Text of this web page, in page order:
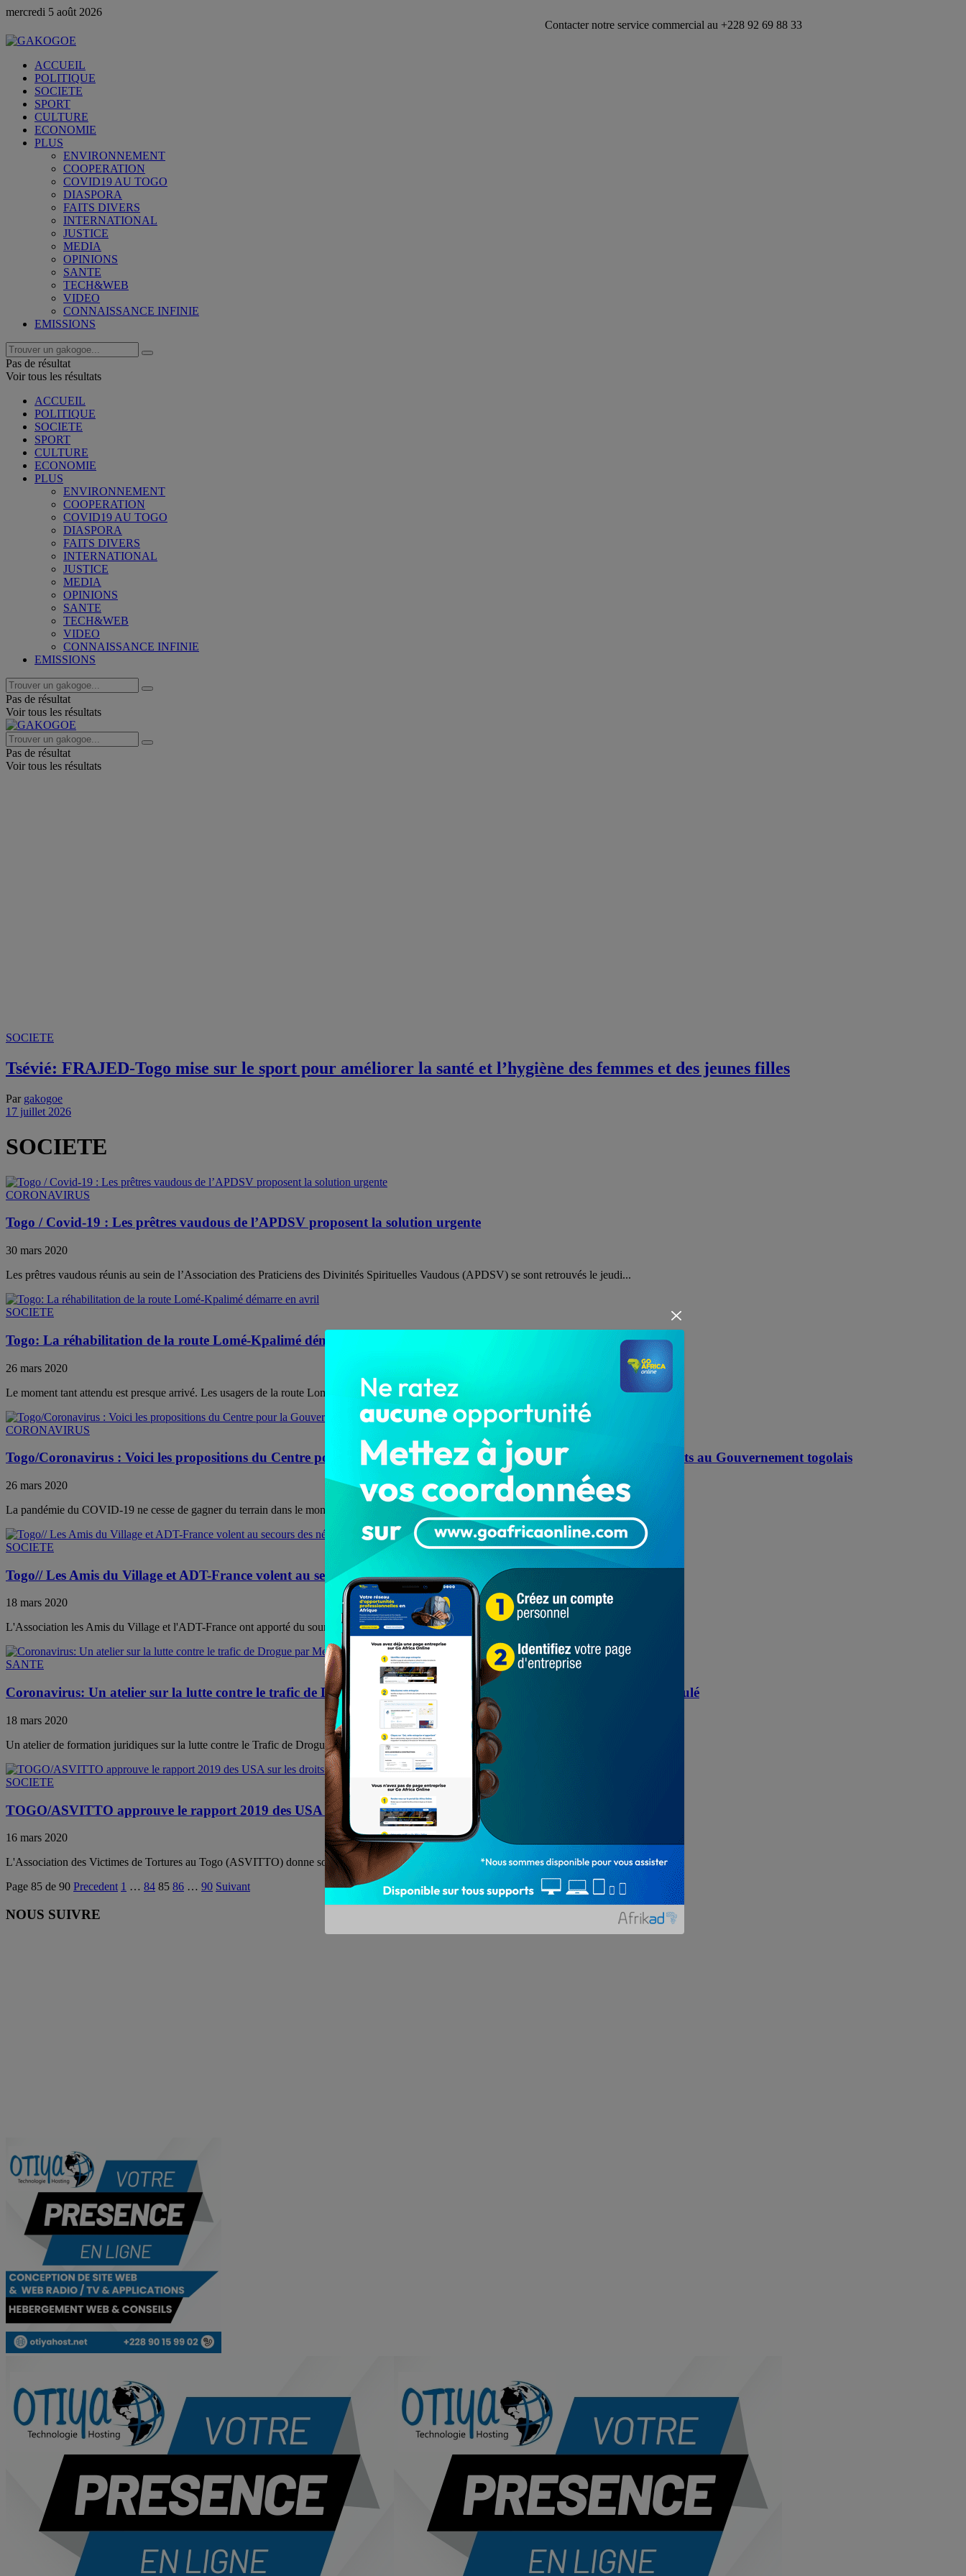
mercredi 5 août 2026
Contacter notre service commercial au +228 92 69 88 33
ACCUEIL
POLITIQUE
SOCIETE
SPORT
CULTURE
ECONOMIE
PLUS
ENVIRONNEMENT
COOPERATION
COVID19 AU TOGO
DIASPORA
FAITS DIVERS
INTERNATIONAL
JUSTICE
MEDIA
OPINIONS
SANTE
TECH&WEB
VIDEO
CONNAISSANCE INFINIE
EMISSIONS
Pas de résultat
Voir tous les résultats
ACCUEIL
POLITIQUE
SOCIETE
SPORT
CULTURE
ECONOMIE
PLUS
ENVIRONNEMENT
COOPERATION
COVID19 AU TOGO
DIASPORA
FAITS DIVERS
INTERNATIONAL
JUSTICE
MEDIA
OPINIONS
SANTE
TECH&WEB
VIDEO
CONNAISSANCE INFINIE
EMISSIONS
Pas de résultat
Voir tous les résultats
Pas de résultat
Voir tous les résultats
SOCIETE
Tsévié: FRAJED-Togo mise sur le sport pour améliorer la santé et l’hygiène des femmes et des jeunes filles
Par gakogoe
17 juillet 2026
SOCIETE
CORONAVIRUS
Togo / Covid-19 : Les prêtres vaudous de l’APDSV proposent la solution urgente
30 mars 2020
Les prêtres vaudous réunis au sein de l’Association des Praticiens des Divinités Spirituelles Vaudous (APDSV) se sont retrouvés le jeudi...
SOCIETE
Togo: La réhabilitation de la route Lomé-Kpalimé démarre en avril
26 mars 2020
Le moment tant attendu est presque arrivé. Les usagers de la route Lomé-Kpalimé peuvent enfin pousser un ouf de soulagement....
CORONAVIRUS
Togo/Coronavirus : Voici les propositions du Centre pour la Gouvernance Démocratique et la Prévention des Conflits au Gouvernement togolais
26 mars 2020
La pandémie du COVID-19 ne cesse de gagner du terrain dans le monde et, surtout au Togo. Dans un communiqué...
SOCIETE
Togo// Les Amis du Village et ADT-France volent au secours des nécessiteux de Kohé et Dévégo
18 mars 2020
L'Association les Amis du Village et l'ADT-France ont apporté du sourire aux nécessiteux de Kohè dans la Commune Agoè-nyiévé 5...
SANTE
Coronavirus: Un atelier sur la lutte contre le trafic de Drogue par Mer et la Criminalité liée à la Pèche au Togo, annulé
18 mars 2020
Un atelier de formation juridiques sur la lutte contre le Trafic de Drogue par Mer et la Criminalité liée à...
SOCIETE
TOGO/ASVITTO approuve le rapport 2019 des USA sur les droits humains
16 mars 2020
L'Association des Victimes de Tortures au Togo (ASVITTO) donne son onction au dernier rapport des USA sur les droits de...
Page 85 de 90 Precedent 1 … 84 85 86 … 90 Suivant
NOUS SUIVRE